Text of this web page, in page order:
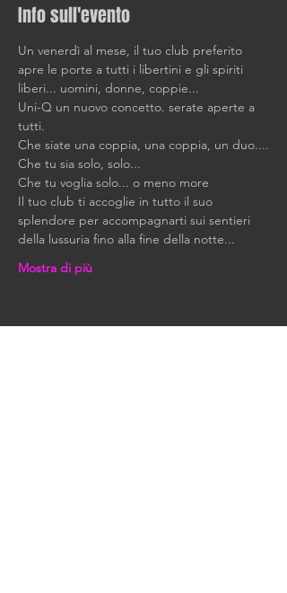
Info sull'evento
Un venerdì al mese, il tuo club preferito
apre le porte a tutti i libertini e gli spiriti
liberi... uomini, donne, coppie...
Uni-Q un nuovo concetto. serate aperte a
tutti.
Che siate una coppia, una coppia, un duo....
Che tu sia solo, solo...
Che tu voglia solo... o meno more
Il tuo club ti accoglie in tutto il suo
splendore per accompagnarti sui sentieri
della lussuria fino alla fine della notte...
Mostra di più